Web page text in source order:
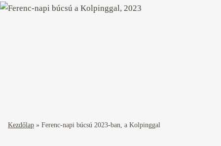
Kezdőlap » Ferenc-napi búcsú 2023-ban, a Kolpinggal